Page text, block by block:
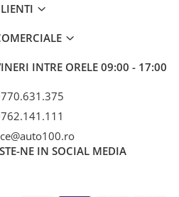
INTRE ORELE 09:00 - 17:00
NE IN SOCIAL MEDIA